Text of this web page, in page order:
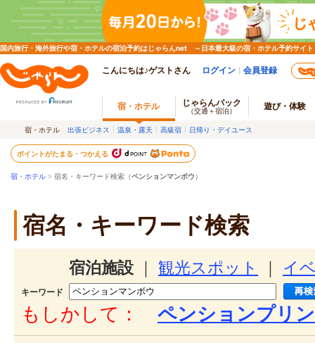
国内旅行・海外旅行や宿・ホテルの宿泊予約はじゃらんnet ～日本最大級の宿・ホテル予約サイト
こんにちは♪ゲストさん ログイン 会員登録
宿・ホテル じゃらんパック
（交通＋宿泊） 遊び・体験
宿・ホテル 出張ビジネス 温泉・露天 高級宿 日帰り・デイユース
ポイントがたまる・つかえる
宿・ホテル > 宿名・キーワード検索（ペンションマンボウ）
宿名・キーワード検索
宿泊施設 観光スポット イ
キーワード
もしかして： ペンションプリ